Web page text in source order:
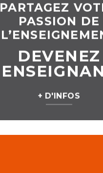
PARTAGEZ
PASSION DE
DEVENEZ
+ D'INFOS